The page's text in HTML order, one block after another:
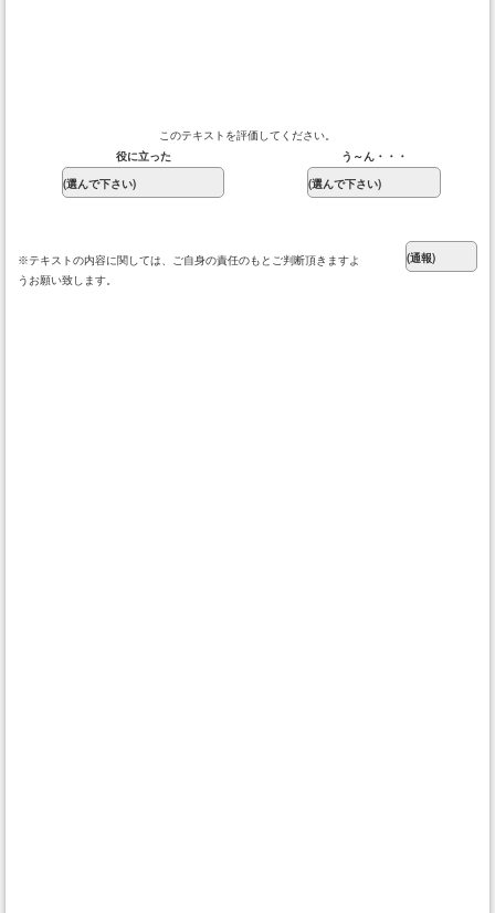
このテキストを評価してください。
役に立った
う～ん・・・
※テキストの内容に関しては、ご自身の責任のもとご判断頂きますよ
うお願い致します。